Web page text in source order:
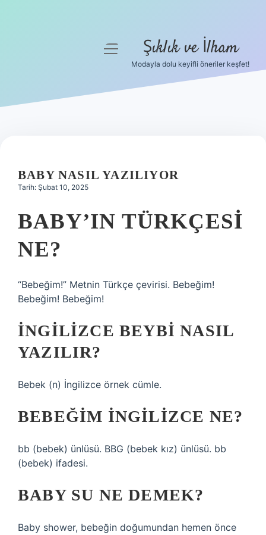
Hakkımızda
menüyü
Şıklık ve İlham
Modayla dolu keyifli öneriler keşfet!
BABY NASIL YAZILIYOR
Tarih: Şubat 10, 2025
BABY’IN TÜRKÇESI
NE?
“Bebeğim!” Metnin Türkçe çevirisi. Bebeğim!
Bebeğim! Bebeğim!
İNGILIZCE BEYBI NASIL
YAZILIR?
Bebek (n) İngilizce örnek cümle.
BEBEĞIM INGILIZCE NE?
bb (bebek) ünlüsü. BBG (bebek kız) ünlüsü. bb
(bebek) ifadesi.
BABY SU NE DEMEK?
Baby shower, bebeğin doğumundan hemen önce